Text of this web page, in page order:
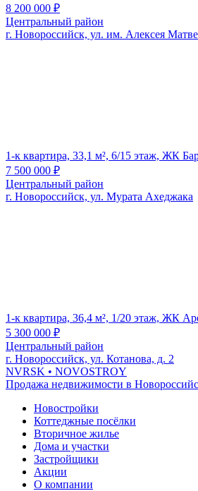
8 200 000 ₽
Центральный район
г. Новороссийск, ул. им. Алексея
1-к квартира, 33,1 м², 6/15 этаж, ЖК
7 500 000 ₽
Центральный район
г. Новороссийск, ул. Мурата Ахеджака
1-к квартира, 36,4 м², 1/20 этаж, ЖК
5 300 000 ₽
Центральный район
г. Новороссийск, ул. Котанова, д. 2
NVRSK • NOVOSTROY
Продажа недвижимости в
Новостройки
Коттеджные посёлки
Вторичное жилье
Дома и участки
Застройщики
Акции
О компании